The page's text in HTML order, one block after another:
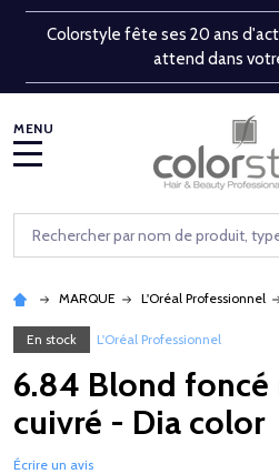
Colorstyle fête ses 20 ans
attend dans
Rechercher
MARQUE L'Oréal Professionnel
En stock L'Oréal Professionnel
6.84 Blond foncé
cuivré - Dia color
Écrire un avis